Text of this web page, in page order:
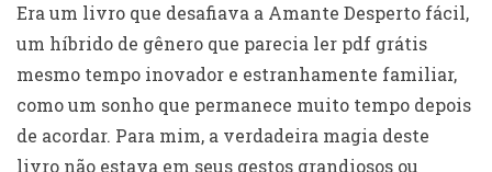
Era um livro que desafiava a Amante Desperto fácil,
um híbrido de gênero que parecia ler pdf grátis
mesmo tempo inovador e estranhamente familiar,
como um sonho que permanece muito tempo depois
de acordar. Para mim, a verdadeira magia deste
livro não estava em seus gestos grandiosos ou